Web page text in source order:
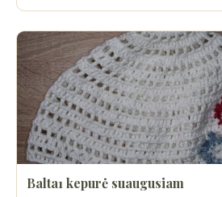
Balta1 kepurė suaugusiam